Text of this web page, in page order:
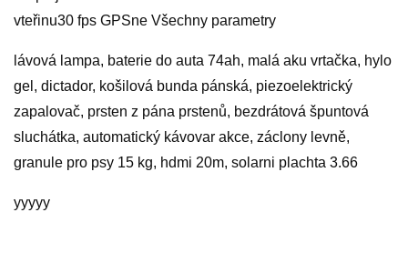
vteřinu30 fps GPSne Všechny parametry
lávová lampa, baterie do auta 74ah, malá aku vrtačka, hylo
gel, dictador, košilová bunda pánská, piezoelektrický
zapalovač, prsten z pána prstenů, bezdrátová špuntová
sluchátka, automatický kávovar akce, záclony levně,
granule pro psy 15 kg, hdmi 20m, solarni plachta 3.66
yyyyy